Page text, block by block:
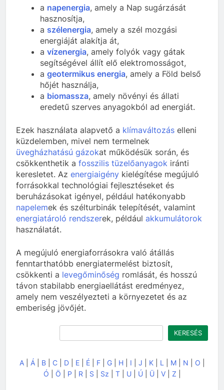
a napenergia, amely a Nap sugárzását
hasznosítja,
a szélenergia, amely a szél mozgási
energiáját alakítja át,
a vízenergia, amely folyók vagy gátak
segítségével állít elő elektromosságot,
a geotermikus energia, amely a Föld belső
hőjét használja,
a biomassza, amely növényi és állati
eredetű szerves anyagokból ad energiát.
Ezek használata alapvető a klímaváltozás elleni
küzdelemben, mivel nem termelnek
üvegházhatású gázokat működésük során, és
csökkenthetik a fosszilis tüzelőanyagok iránti
keresletet. Az energiaigény kielégítése megújuló
forrásokkal technológiai fejlesztéseket és
beruházásokat igényel, például hatékonyabb
napelemek és szélturbinák telepítését, valamint
energiatároló rendszerek, például akkumulátorok
használatát.
A megújuló energiaforrásokra való átállás
fenntarthatóbb energiatermelést biztosít,
csökkenti a levegőminőség romlását, és hosszú
távon stabilabb energiaellátást eredményez,
amely nem veszélyezteti a környezetet és az
emberiség jövőjét.
KERESÉS
A| Á| B| C| D| E| É| F| G| H| I J K| L M| N O
Ó
Ö P R S Sz T| U| Ú| Ü| V| Z